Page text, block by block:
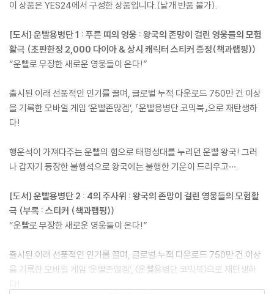
이 상품은 YES24에서 구성한 상품입니다.(낱개 반품 불가).
[도서] 운빨용병단 1 : 푸른 띠의 영웅 : 왕국의 존망이 걸린 영웅들의 모험
활극 (초판한정 2,000 다이아 & 상시 캐릭터 스티커 증정(책과랩핑))
“운빨로 무장한 새로운 영웅들이 온다!”
출시된 이래 선풍적인 인기를 끌며, 글로벌 누적 다운로드 750만 건 이상
을 기록한 모바일 게임 ‘운빨존많겜’, 『운빨용병단 코믹북』으로 재탄생하
다!
행운석이 가져다주는 운빨의 힘으로 태평성대를 누리던 운빨 왕국! 그러
나 갑자기 등장한 불행석으로 왕국에는 불행한 기운이 드리우고···.
[도서] 운빨용병단 2 : 4의 주사위 : 왕국의 존망이 걸린 영웅들의 모험활
극 (부록 : 스티커 (책과랩핑))
“운빨로 무장한 새로운 영웅들이 온다!”
출시된 이래 선풍적인 인기를 끌며, 글로벌 누적 다운로드 750만 건 이상
을 기록한 모바일 게임 ‘운빨존많겜’, 〈운빨용병단 코믹북〉으로 재탄생하
다!